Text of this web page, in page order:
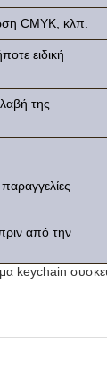
CMYK, κλπ.
ειδική
της
από την
keychain